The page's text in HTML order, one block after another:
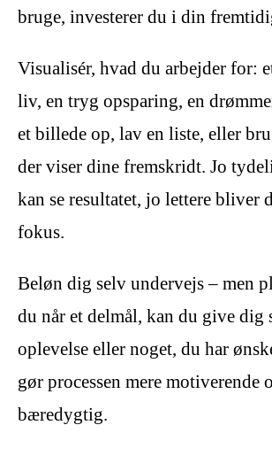
bruge, investerer du i din
Visualisér, hvad du arbejder for:
liv, en tryg opsparing, en
et billede op, lav en liste, eller
der viser dine fremskridt. Jo
kan se resultatet, jo lettere bliver
fokus.
Beløn dig selv undervejs – men
du når et delmål, kan du give dig
oplevelse eller noget, du har
gør processen mere motiverende
bæredygtig.